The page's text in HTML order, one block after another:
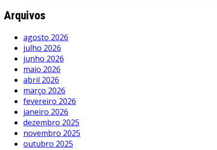
Arquivos
agosto 2026
julho 2026
junho 2026
maio 2026
abril 2026
março 2026
fevereiro 2026
janeiro 2026
dezembro 2025
novembro 2025
outubro 2025